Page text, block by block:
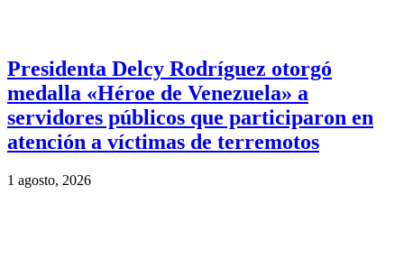
Presidenta Delcy Rodríguez otorgó
medalla «Héroe de Venezuela» a
servidores públicos que participaron en
atención a víctimas de terremotos
1 agosto, 2026